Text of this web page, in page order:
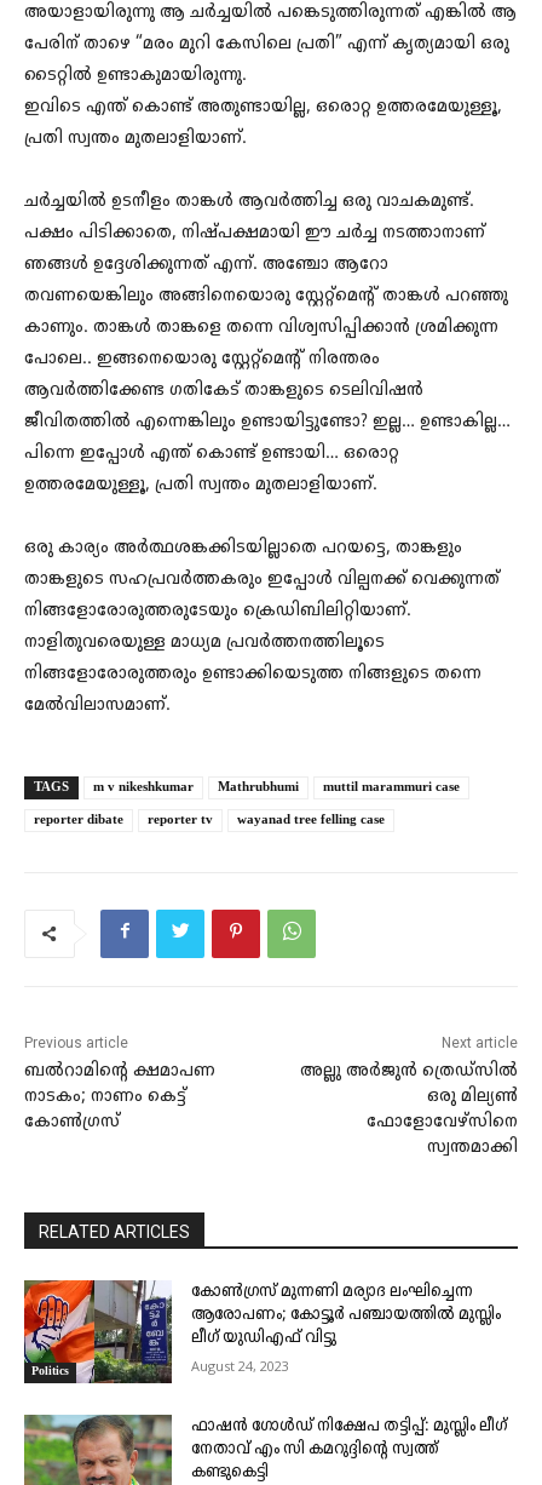
അയാളായിരുന്നു ആ ചർച്ചയിൽ പങ്കെടുത്തിരുന്നത് എങ്കിൽ ആ
പേരിന് താഴെ “മരം മുറി കേസിലെ പ്രതി” എന്ന് കൃത്യമായി ഒരു
ടൈറ്റിൽ ഉണ്ടാകുമായിരുന്നു.
ഇവിടെ എന്ത് കൊണ്ട് അതുണ്ടായില്ല, ഒരൊറ്റ ഉത്തരമേയുള്ളൂ,
പ്രതി സ്വന്തം മുതലാളിയാണ്.
ചർച്ചയിൽ ഉടനീളം താങ്കൾ ആവർത്തിച്ച ഒരു വാചകമുണ്ട്.
പക്ഷം പിടിക്കാതെ, നിഷ്പക്ഷമായി ഈ ചർച്ച നടത്താനാണ്
ഞങ്ങൾ ഉദ്ദേശിക്കുന്നത് എന്ന്. അഞ്ചോ ആറോ
തവണയെങ്കിലും അങ്ങിനെയൊരു സ്റ്റേറ്റ്മെന്റ് താങ്കൾ പറഞ്ഞു
കാണും. താങ്കൾ താങ്കളെ തന്നെ വിശ്വസിപ്പിക്കാൻ ശ്രമിക്കുന്ന
പോലെ.. ഇങ്ങനെയൊരു സ്റ്റേറ്റ്മെന്റ് നിരന്തരം
ആവർത്തിക്കേണ്ട ഗതികേട് താങ്കളുടെ ടെലിവിഷൻ
ജീവിതത്തിൽ എന്നെങ്കിലും ഉണ്ടായിട്ടുണ്ടോ? ഇല്ല… ഉണ്ടാകില്ല…
പിന്നെ ഇപ്പോൾ എന്ത് കൊണ്ട് ഉണ്ടായി… ഒരൊറ്റ
ഉത്തരമേയുള്ളൂ, പ്രതി സ്വന്തം മുതലാളിയാണ്.
ഒരു കാര്യം അർത്ഥശങ്കക്കിടയില്ലാതെ പറയട്ടെ, താങ്കളും
താങ്കളുടെ സഹപ്രവർത്തകരും ഇപ്പോൾ വില്പനക്ക് വെക്കുന്നത്
നിങ്ങളോരോരുത്തരുടേയും ക്രെഡിബിലിറ്റിയാണ്.
നാളിതുവരെയുള്ള മാധ്യമ പ്രവർത്തനത്തിലൂടെ
നിങ്ങളോരോരുത്തരും ഉണ്ടാക്കിയെടുത്ത നിങ്ങളുടെ തന്നെ
മേൽവിലാസമാണ്.
TAGS m v nikeshkumar Mathrubhumi
muttil marammuri case
reporter dibate
reporter tv wayanad tree felling case
Previous article
ബൽറാമിന്റെ ക്ഷമാപണ
നാടകം; നാണം കെട്ട്
കോൺഗ്രസ്
Next article
അല്ലു അർജുൻ ത്രെഡ്‌സിൽ
ഒരു മില്യൺ
ഫോളോവേഴ്‌സിനെ
സ്വന്തമാക്കി
RELATED ARTICLES
Politics
കോണ്‍ഗ്രസ് മുന്നണി മര്യാദ ലംഘിച്ചെന്ന
ആരോപണം; കോട്ടൂര്‍ പഞ്ചായത്തില്‍ മുസ്ലിം
ലീഗ് യുഡിഎഫ് വിട്ടു
August 24, 2023
ഫാഷൻ ഗോൾഡ് നിക്ഷേപ തട്ടിപ്പ്: മുസ്ലിം ലീഗ്
നേതാവ് എം സി കമറുദ്ദിന്റെ സ്വത്ത്‌
കണ്ടുകെട്ടി